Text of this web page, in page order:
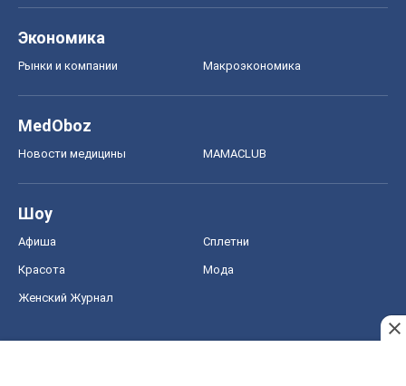
Экономика
Рынки и компании Mакроэкономика
MedOboz
Новости медицины MAMACLUB
Шоу
Афиша Сплетни
Красота Мода
Женский Журнал